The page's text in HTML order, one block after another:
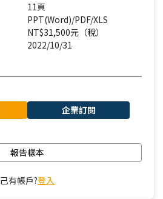
11頁
PPT(Word)/PDF/XLS
NT$31,500元（稅）
2022/10/31
企業訂閱
報告樣本
己有帳戶?登入